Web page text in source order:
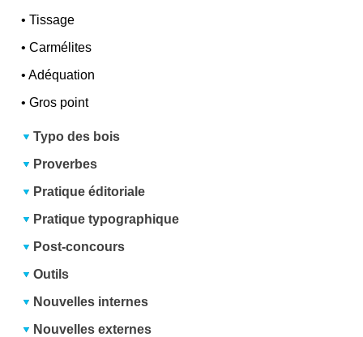
•Tissage
•Carmélites
•Adéquation
•Gros point
Typo des bois
Proverbes
Pratique éditoriale
Pratique typographique
Post-concours
Outils
Nouvelles internes
Nouvelles externes